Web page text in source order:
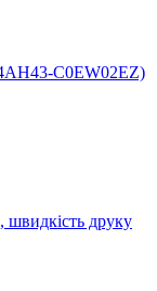
C0EW02EZ)
друку